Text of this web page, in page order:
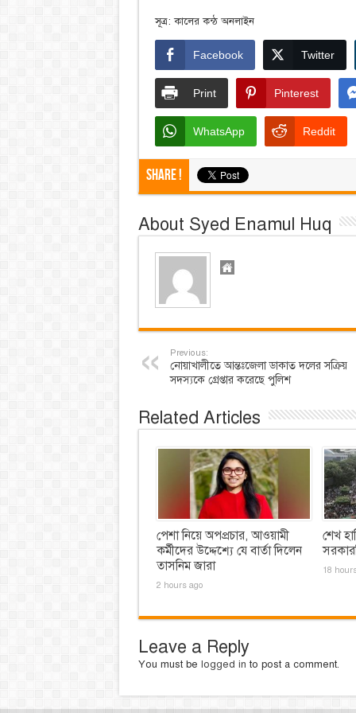
সূত্র: কালের কন্ঠ অনলাইন
Facebook Twitter
Print Pinterest
WhatsApp Reddit
Share !
About Syed Enamul Huq
Previous:
নোয়াখালীতে আন্তঃজেলা ডাকাত দলের সক্রিয়
সদস্যকে গ্রেপ্তার করেছে পুলিশ
Related Articles
পেশা নিয়ে অপপ্রচার, আওয়ামী
কর্মীদের উদ্দেশ্যে যে বার্তা দিলেন
তাসনিম জারা
2 hours ago
শেখ
18
Leave a Reply
You must be logged in to post a comment.